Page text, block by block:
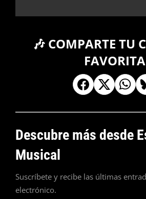
🎶 COMPARTE TU
FAVORITA
Descubre más desde
Musical
Suscríbete y recibe las últimas
electrónico.